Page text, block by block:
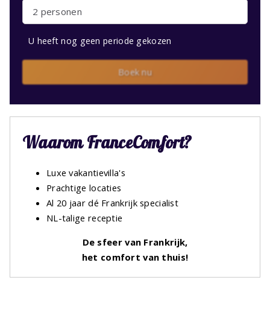
2 personen
U heeft nog geen periode gekozen
Boek nu
Waarom FranceComfort?
Luxe vakantievilla's
Prachtige locaties
Al 20 jaar dé Frankrijk specialist
NL-talige receptie
De sfeer van Frankrijk,
het comfort van thuis!